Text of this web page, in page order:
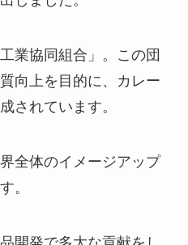
業協同組合」。この団
向上を目的に、カレー
されています。
全体のイメージアップ
。